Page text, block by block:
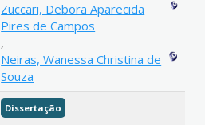
Zuccari, Debora Aparecida
Pires de Campos
,
Neiras, Wanessa Christina de
Souza
Dissertação